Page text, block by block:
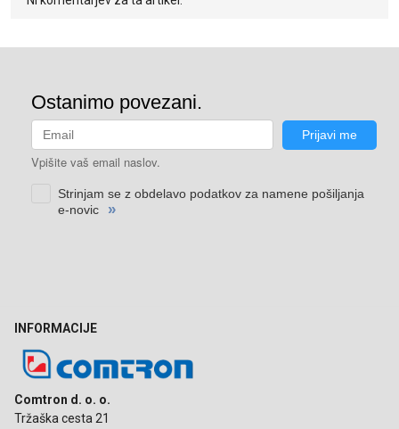
INFORMACIJE
Comtron d. o. o.
Tržaška cesta 21